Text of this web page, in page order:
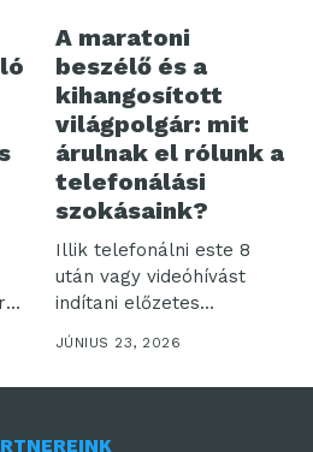
A maratoni
beszélő és a
kihangosított
világpolgár: mit
árulnak el rólunk a
telefonálási
szokásaink?
Illik telefonálni este 8
után vagy videóhívást
indítani előzetes
bejelentés nélkül? Bár...
JÚNIUS 23, 2026